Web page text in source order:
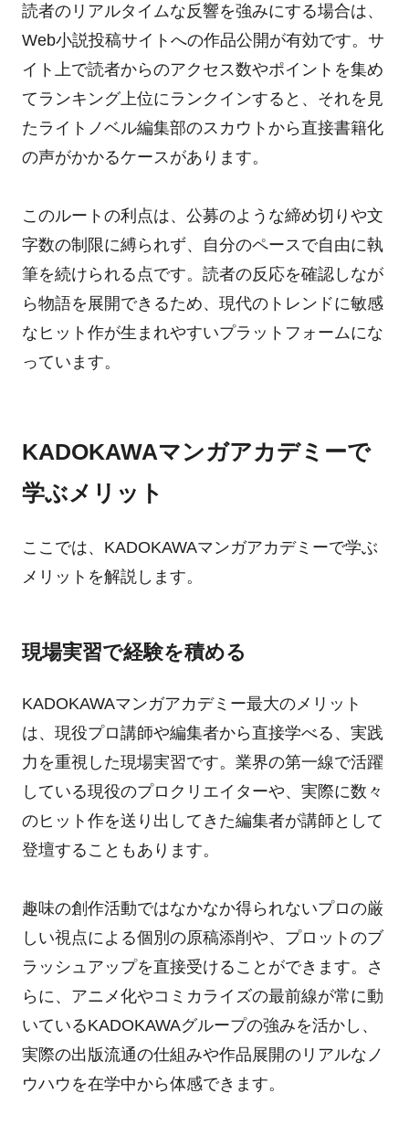
読者のリアルタイムな反響を強みにする場合は、
Web小説投稿サイトへの作品公開が有効です。サ
イト上で読者からのアクセス数やポイントを集め
てランキング上位にランクインすると、それを見
たライトノベル編集部のスカウトから直接書籍化
の声がかかるケースがあります。
このルートの利点は、公募のような締め切りや文
字数の制限に縛られず、自分のペースで自由に執
筆を続けられる点です。読者の反応を確認しなが
ら物語を展開できるため、現代のトレンドに敏感
なヒット作が生まれやすいプラットフォームにな
っています。
KADOKAWAマンガアカデミーで
学ぶメリット
ここでは、KADOKAWAマンガアカデミーで学ぶ
メリットを解説します。
現場実習で経験を積める
KADOKAWAマンガアカデミー最大のメリット
は、現役プロ講師や編集者から直接学べる、実践
力を重視した現場実習です。業界の第一線で活躍
している現役のプロクリエイターや、実際に数々
のヒット作を送り出してきた編集者が講師として
登壇することもあります。
趣味の創作活動ではなかなか得られないプロの厳
しい視点による個別の原稿添削や、プロットのブ
ラッシュアップを直接受けることができます。さ
らに、アニメ化やコミカライズの最前線が常に動
いているKADOKAWAグループの強みを活かし、
実際の出版流通の仕組みや作品展開のリアルなノ
ウハウを在学中から体感できます。